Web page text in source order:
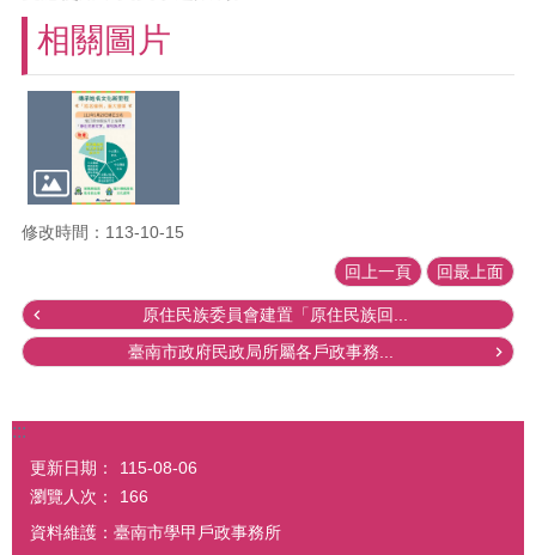
相關圖片
修改時間：113-10-15
回上一頁 回最上面
原住民族委員會建置「原住民族回...
臺南市政府民政局所屬各戶政事務...
:::
更新日期：
115-08-06
瀏覽人次：
166
資料維護：臺南市學甲戶政事務所